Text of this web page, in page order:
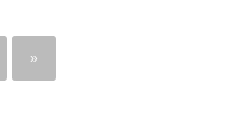
»